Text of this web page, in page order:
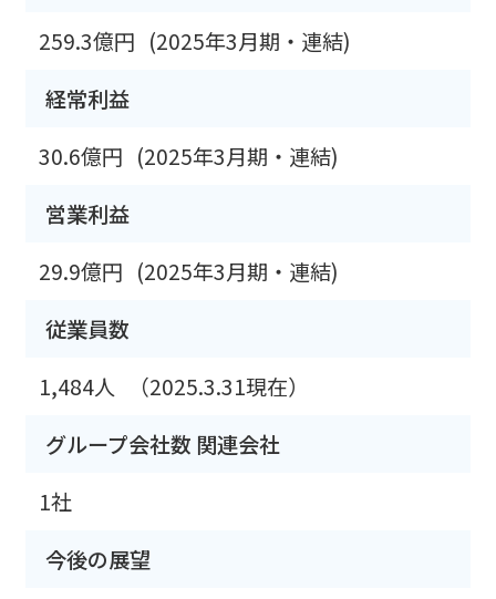
259.3億円 (2025年3月期・連結)
経常利益
30.6億円 (2025年3月期・連結)
営業利益
29.9億円 (2025年3月期・連結)
従業員数
1,484人
（2025.3.31現在）
グループ会社数 関連会社
1社
今後の展望